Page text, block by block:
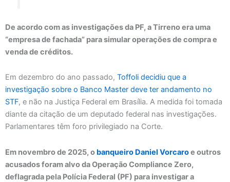
De acordo com as investigações da PF, a Tirreno era uma
“empresa de fachada” para simular operações de compra e
venda de créditos.
Em dezembro do ano passado, Toffoli decidiu que a
investigação sobre o Banco Master deve ter andamento no
STF, e não na Justiça Federal em Brasília. A medida foi tomada
diante da citação de um deputado federal nas investigações.
Parlamentares têm foro privilegiado na Corte.
Em novembro de 2025, o banqueiro Daniel Vorcaroe outros
acusados foram alvo da Operação Compliance Zero,
deflagrada pela Polícia Federal (PF) para investigar a